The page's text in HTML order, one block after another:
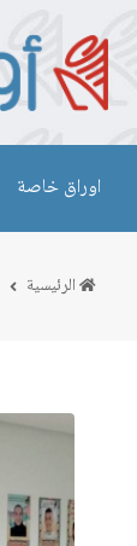
اوراق خاصة
الرئيسية